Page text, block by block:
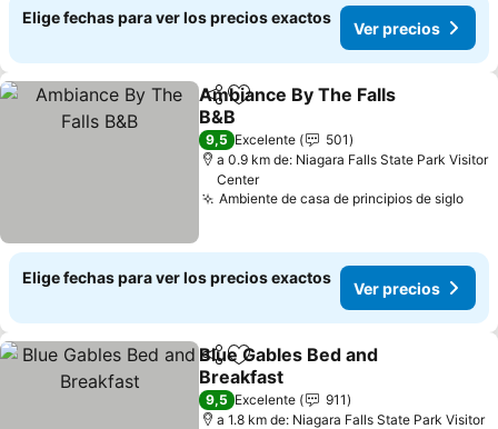
Elige fechas para ver los precios exactos
Ver precios
CompartirAgregar a favoritos
Ambiance By The Falls
B&B
Ver precios
9,5 Excelente
501
a 0.9 km de: Niagara Falls State Park Visitor
Center
Ambiente de casa de principios de sigloVer
Elige fechas para ver los precios exactos
Ver precios
CompartirAgregar a favoritos
Blue Gables Bed and
Breakfast
Ver precios
9,5 Excelente
911
a 1.8 km de: Niagara Falls State Park Visitor